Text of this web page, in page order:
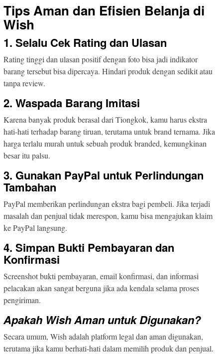
Tips Aman dan Efisien Belanja di
Wish
1. Selalu Cek Rating dan Ulasan
Rating tinggi dan ulasan positif dengan foto bisa jadi indikator
barang tersebut bisa dipercaya. Hindari produk dengan sedikit atau
tanpa review.
2. Waspada Barang Imitasi
Karena banyak produk berasal dari Tiongkok, kamu harus ekstra
hati-hati terhadap barang tiruan, terutama untuk brand ternama. Jika
harga terlalu murah untuk sebuah produk branded, kemungkinan
besar itu palsu.
3. Gunakan PayPal untuk Perlindungan
Tambahan
PayPal memberikan perlindungan ekstra bagi pembeli. Jika terjadi
masalah dan penjual tidak merespon, kamu bisa mengajukan klaim
ke PayPal langsung.
4. Simpan Bukti Pembayaran dan
Konfirmasi
Screenshot bukti pembayaran, email konfirmasi, dan informasi
pelacakan akan sangat berguna jika ada kendala selama proses
pengiriman.
Apakah Wish Aman untuk Digunakan?
Secara umum, Wish adalah platform legal dan aman digunakan,
terutama jika kamu berhati-hati dalam memilih produk dan penjual.